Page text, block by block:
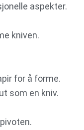
aspekter.
kniven.
for å forme.
som en kniv.